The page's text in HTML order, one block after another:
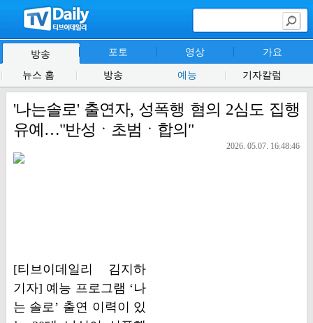
방송 포토 영상 가요
뉴스 홈 방송 예능 기자칼럼
'나는솔로' 출연자, 성폭행 혐의 2심도 집행
유예…"반성ㆍ초범ㆍ합의"
2026. 05.07. 16:48:46
[티브이데일리 김지하
기자] 예능 프로그램 ‘나
는 솔로’ 출연 이력이 있